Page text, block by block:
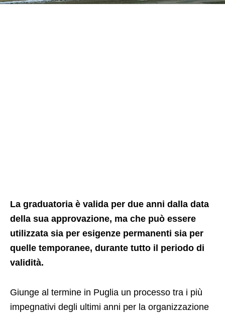
La graduatoria è valida per due anni dalla data
della sua approvazione, ma che può essere
utilizzata sia per esigenze permanenti sia per
quelle temporanee, durante tutto il periodo di
validità.
Giunge al termine in Puglia un processo tra i più
impegnativi degli ultimi anni per la organizzazione